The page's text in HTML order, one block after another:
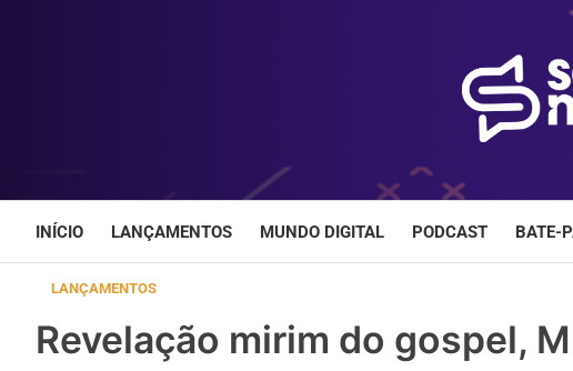
INÍCIO LANÇAMENTOS MUNDO DIGITAL PODCAST BATE-
LANÇAMENTOS
Revelação mirim do gospel,